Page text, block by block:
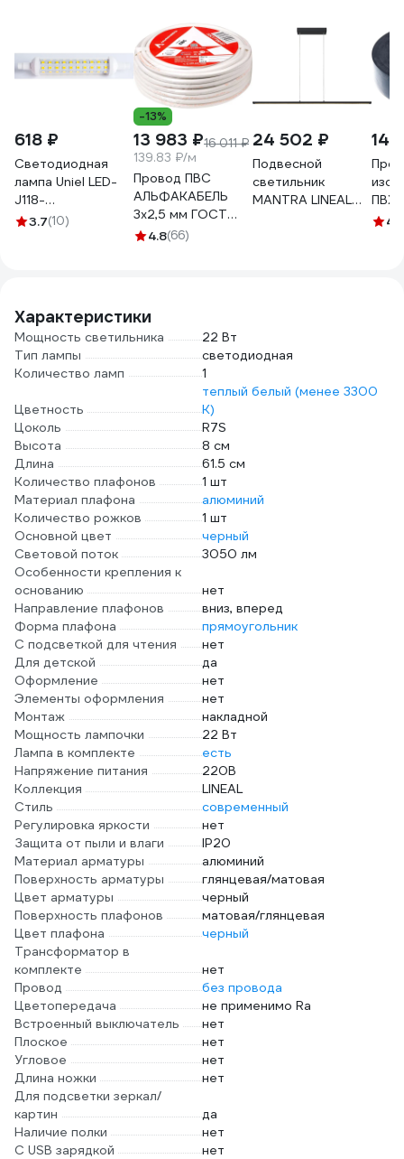
618 ₽
Светодиодная
лампа Uniel LED-
J118-
12W/4000K/R7s/CL
3.7(10)
-13%
13 983 ₽16 011 ₽
139.83 ₽/м
Провод ПВС
АЛЬФАКАБЕЛЬ
3х2,5 мм ГОСТ
100 м 05053
4.8(66)
24 502 ₽
Подвесной
светильник
MANTRA LINEAL
ПВХ,
4.7
Характеристики
Мощность светильника
22 Вт
Тип лампы
светодиодная
Количество ламп
1
Цветность
теплый белый (менее 3300
К)
Цоколь
R7S
Высота
8 см
Длина
61.5 см
Количество плафонов
1 шт
Материал плафона
алюминий
Количество рожков
1 шт
Основной цвет
черный
Световой поток
3050 лм
Особенности крепления к
основанию
нет
Направление плафонов
вниз, вперед
Форма плафона
прямоугольник
С подсветкой для чтения
нет
Для детской
да
Оформление
нет
Элементы оформления
нет
Монтаж
накладной
Мощность лампочки
22 Вт
Лампа в комплекте
есть
Напряжение питания
220В
Коллекция
LINEAL
Стиль
современный
Регулировка яркости
нет
Защита от пыли и влаги
IP20
Материал арматуры
алюминий
Поверхность арматуры
глянцевая/матовая
Цвет арматуры
черный
Поверхность плафонов
матовая/глянцевая
Цвет плафона
черный
Трансформатор в
комплекте
нет
Провод
без провода
Цветопередача
не применимо Ra
Встроенный выключатель
нет
Плоское
нет
Угловое
нет
Длина ножки
нет
Для подсветки зеркал/
картин
да
Наличие полки
нет
С USB зарядкой
нет